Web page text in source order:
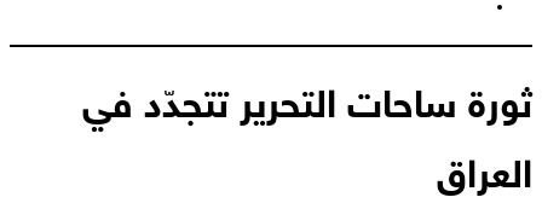
المظلم
ثورة ساحات التحرير تتجدّد في
العراق